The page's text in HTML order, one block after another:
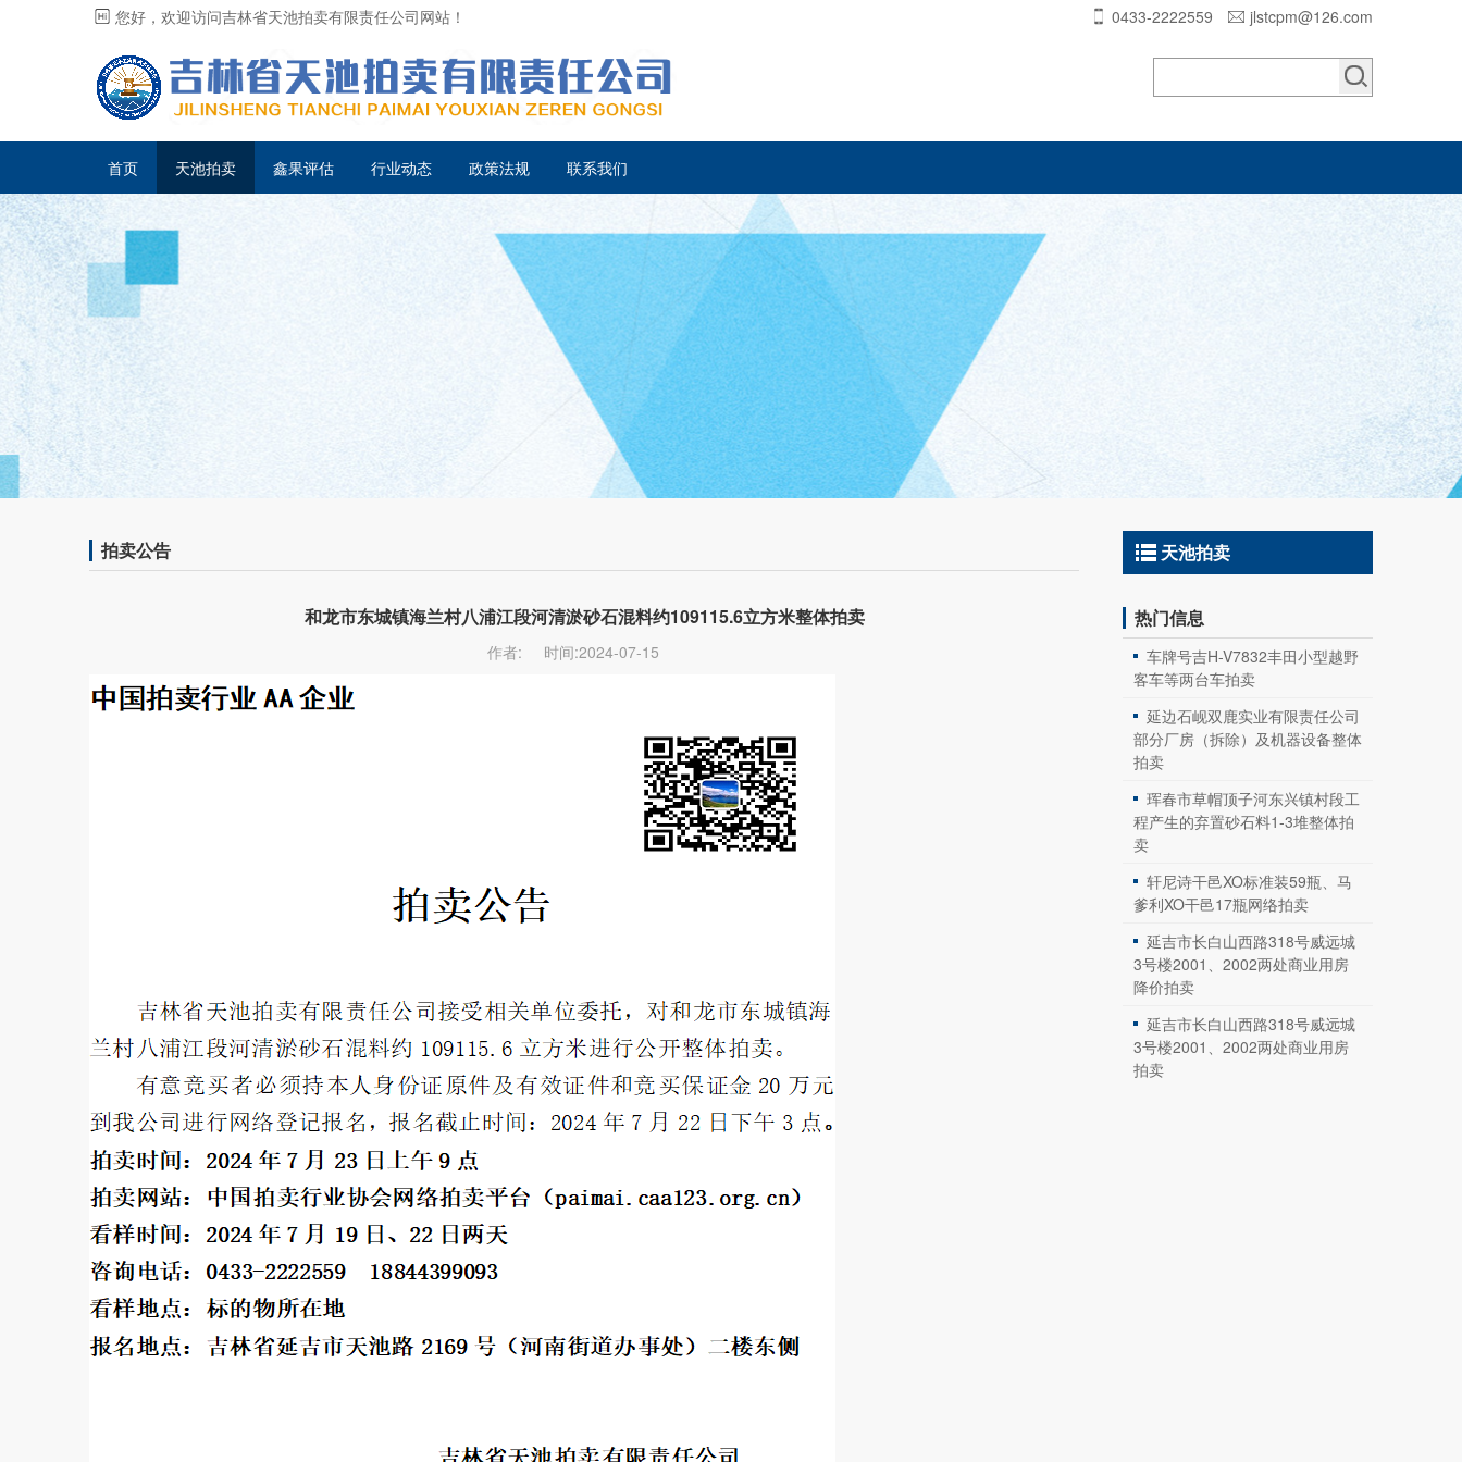
您好，欢迎访问吉林省天池拍卖有限责任公司网站！ 0433-2222559 jlstcpm@126.com
首页 天池拍卖 鑫果评估 行业动态 政策法规 联系我们
拍卖公告
和龙市东城镇海兰村八浦江段河清淤砂石混料约109115.6立方米整体拍卖
作者: 时间:2024-07-15
天池拍卖
热门信息
车牌号吉H-V7832丰田小型越野
客车等两台车拍卖
延边石岘双鹿实业有限责任公司
部分厂房（拆除）及机器设备整体
拍卖
珲春市草帽顶子河东兴镇村段工
程产生的弃置砂石料1-3堆整体拍
卖
轩尼诗干邑XO标准装59瓶、马
爹利XO干邑17瓶网络拍卖
延吉市长白山西路318号威远城
3号楼2001、2002两处商业用房
降价拍卖
延吉市长白山西路318号威远城
3号楼2001、2002两处商业用房
拍卖